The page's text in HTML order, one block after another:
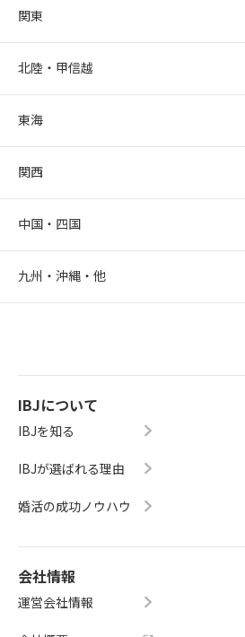
関東
北陸・甲信越
東海
関西
中国・四国
九州・沖縄・他
IBJについて
IBJを知る
IBJが選ばれる理由
婚活の成功ノウハウ
会社情報
運営会社情報